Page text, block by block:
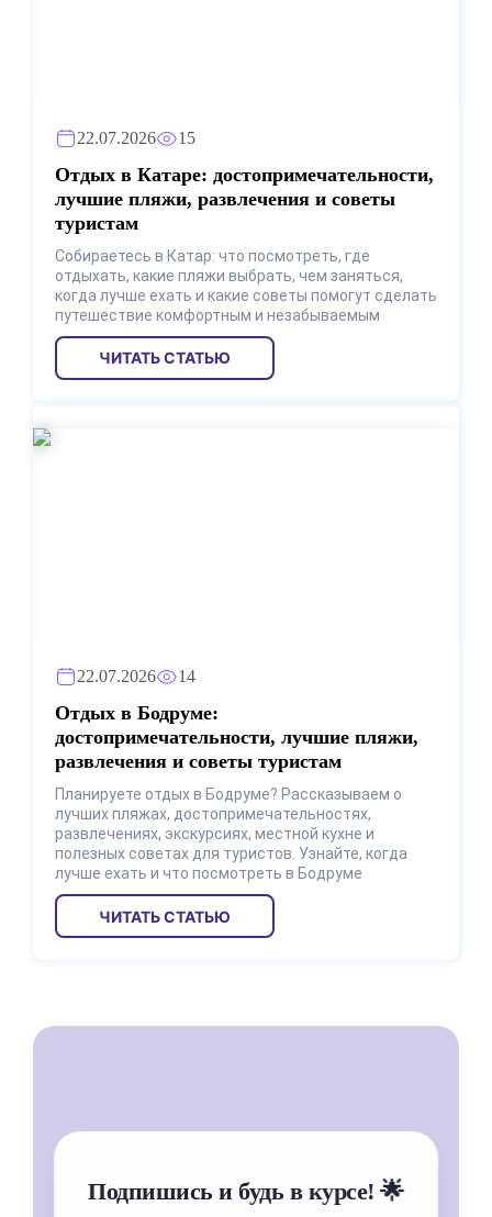
22.07.2026 15
Отдых в Катаре: достопримечательности,
лучшие пляжи, развлечения и советы
туристам
Собираетесь в Катар: что посмотреть, где
отдыхать, какие пляжи выбрать, чем заняться,
когда лучше ехать и какие советы помогут сделать
путешествие комфортным и незабываемым
ЧИТАТЬ СТАТЬЮ
22.07.2026 14
Отдых в Бодруме:
достопримечательности, лучшие пляжи,
развлечения и советы туристам
Планируете отдых в Бодруме? Рассказываем о
лучших пляжах, достопримечательностях,
развлечениях, экскурсиях, местной кухне и
полезных советах для туристов. Узнайте, когда
лучше ехать и что посмотреть в Бодруме
ЧИТАТЬ СТАТЬЮ
Подпишись и будь в курсе! 🌟